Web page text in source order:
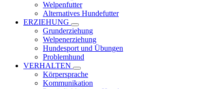
Welpenfutter
Alternatives Hundefutter
ERZIEHUNG
Grunderziehung
Welpenerziehung
Hundesport und Übungen
Problemhund
VERHALTEN
Körpersprache
Kommunikation